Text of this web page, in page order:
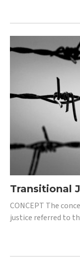
Transitional
CONCEPT The
justice referred to